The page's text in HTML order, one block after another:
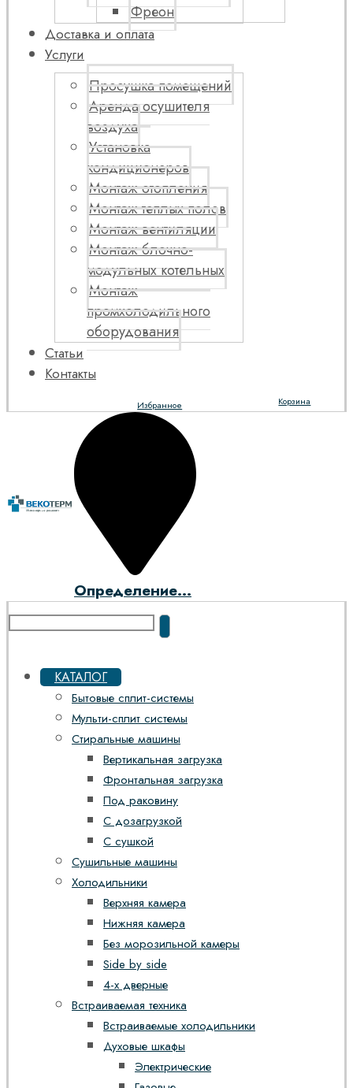
Фреон
Доставка и оплата
Услуги
Просушка помещений
Аренда осушителя
воздуха
Установка
кондиционеров
Монтаж отопления
Монтаж теплых полов
Монтаж вентиляции
Монтаж блочно-
модульных котельных
Монтаж
промхолодильного
оборудования
Статьи
Контакты
Корзина
Избранное
Определение...
КАТАЛОГ
Бытовые сплит-системы
Мульти-сплит системы
Стиральные машины
Вертикальная загрузка
Фронтальная загрузка
Под раковину
С дозагрузкой
С сушкой
Сушильные машины
Холодильники
Верхняя камера
Нижняя камера
Без морозильной камеры
Side by side
4-х дверные
Встраиваемая техника
Встраиваемые холодильники
Духовые шкафы
Электрические